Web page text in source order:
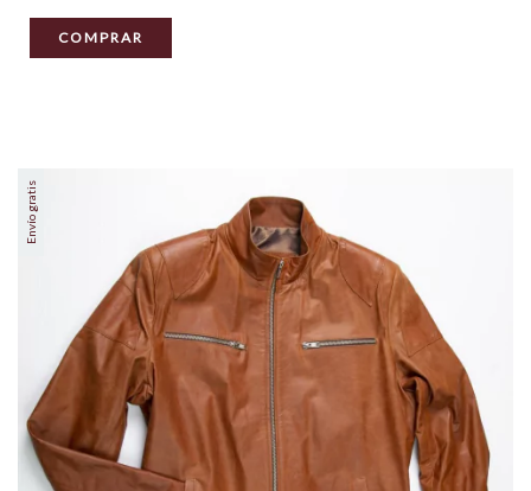
COMPRAR
Envío gratis